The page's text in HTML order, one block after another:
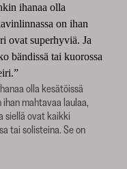
ihanaa olla
on ihan
ovat superhyviä. Ja
bändissä tai kuorossa
olla kesätöissä
mahtavaa laulaa,
siellä ovat kaikki
tai solisteina. Se on